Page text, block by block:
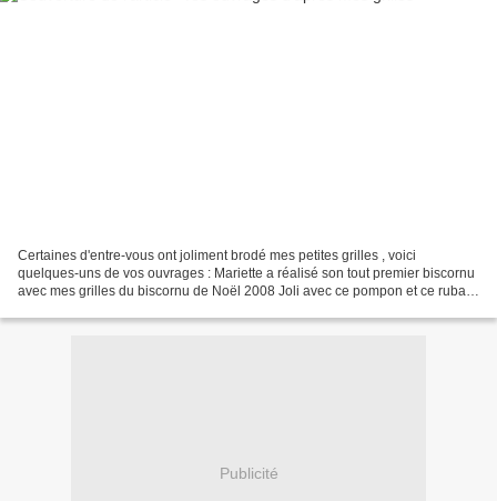
Certaines d'entre-vous ont joliment brodé mes petites grilles , voici
quelques-uns de vos ouvrages : Mariette a réalisé son tout premier biscornu
avec mes grilles du biscornu de Noël 2008 Joli avec ce pompon et ce ruban
Publicité